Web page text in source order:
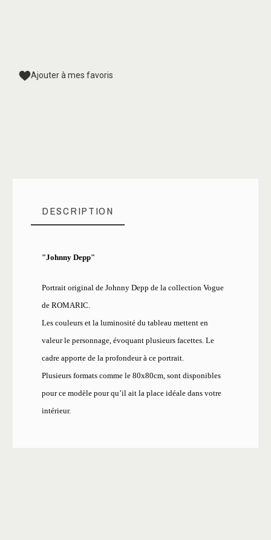
Ajouter à mes favoris
DESCRIPTION
"Johnny Depp"
Portrait original de Johnny Depp de la collection Vogue
de ROMARIC.
Les couleurs et la luminosité du tableau mettent en
valeur le personnage, évoquant plusieurs facettes. Le
cadre apporte de la profondeur à ce portrait.
Plusieurs formats comme le 80x80cm, sont disponibles
pour ce modèle pour qu’il ait la place idéale dans votre
intérieur.